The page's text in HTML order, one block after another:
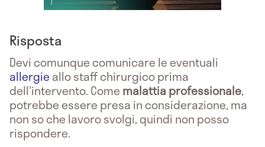
Risposta
Devi comunque comunicare le eventuali
allergie allo staff chirurgico prima
dell'intervento. Come malattia professionale,
potrebbe essere presa in considerazione, ma
non so che lavoro svolgi, quindi non posso
rispondere.